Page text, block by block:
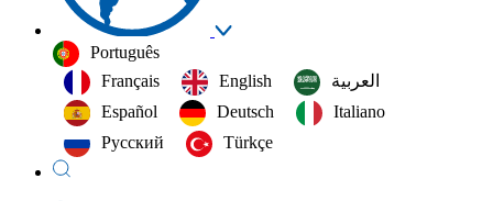
Português
Français
English
العربية‏
Español
Deutsch
Italiano
Русский
Türkçe